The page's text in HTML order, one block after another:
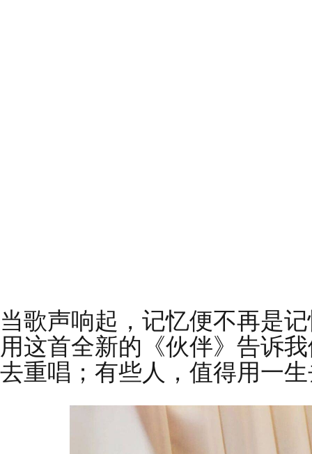
当歌声响起，记忆便不再是
用这首全新的《伙伴》告诉
去重唱；有些人，值得用一